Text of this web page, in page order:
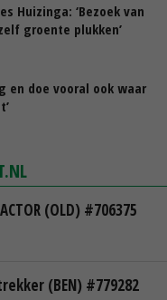
Huizinga: ‘Bezoek van
groente plukken’
en doe vooral ook waar
(OLD) #706375
(BEN) #779282